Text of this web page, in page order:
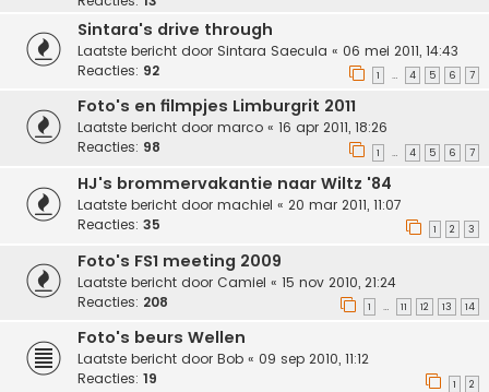
Sintara's drive through
Laatste bericht door Sintara Saecula « 06 mei 2011, 14:43
Reacties: 92 1 … 4 5 6 7
Foto's en filmpjes Limburgrit 2011
Laatste bericht door marco « 16 apr 2011, 18:26
Reacties: 98 1 … 4 5 6 7
HJ's brommervakantie naar Wiltz '84
Laatste bericht door machiel « 20 mar 2011, 11:07
Reacties: 35 1 2 3
Foto's FS1 meeting 2009
Laatste bericht door Camiel « 15 nov 2010, 21:24
Reacties: 208 1 … 11 12 13 14
Foto's beurs Wellen
Laatste bericht door Bob « 09 sep 2010, 11:12
Reacties: 19 1 2